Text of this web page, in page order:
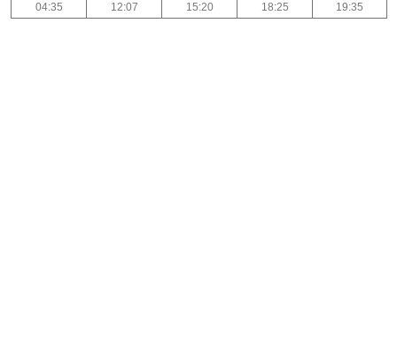
04:35
12:07 15:20 18:25 19:35